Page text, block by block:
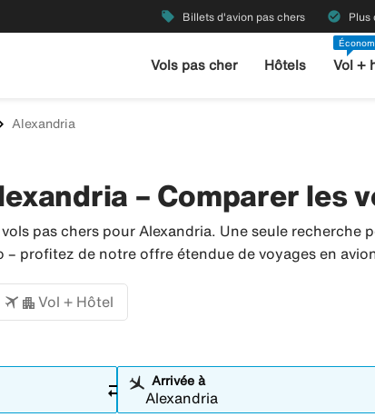
local_offer Billets d'avion pas chers check_circle Plus
Vols pas cher Hôtels Vol +
Alexandria
– Comparer les
pas chers pour Alexandria. Une seule
– profitez de notre offre étendue de voyages en
Vol + Hôtel
sync_alt Arrivée à